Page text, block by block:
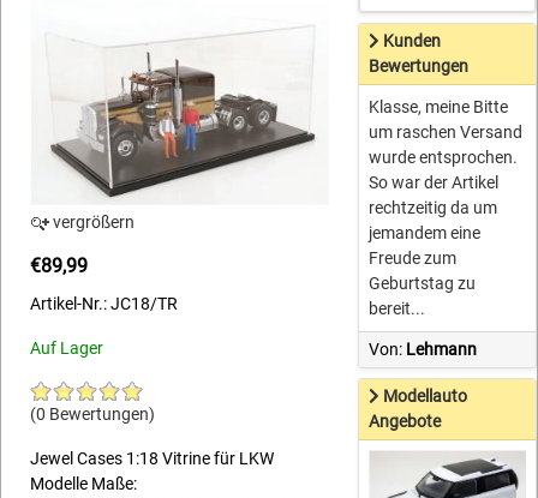
vergrößern
€89,99
Artikel-Nr.: JC18/TR
Auf Lager
(0 Bewertungen)
Jewel Cases 1:18 Vitrine für LKW
Modelle Maße:
Kunden
Bewertungen
Klasse, meine Bitte
um raschen Versand
wurde entsprochen.
So war der Artikel
rechtzeitig da um
jemandem eine
Freude zum
Geburtstag zu
bereit...
Von: Lehmann
Modellauto
Angebote